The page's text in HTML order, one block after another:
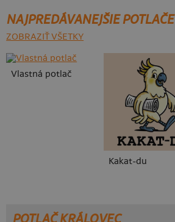
NAJPREDÁVANEJŠIE POTLAČE
ZOBRAZIŤ VŠETKY
Vlastná potlač
Kakat-du